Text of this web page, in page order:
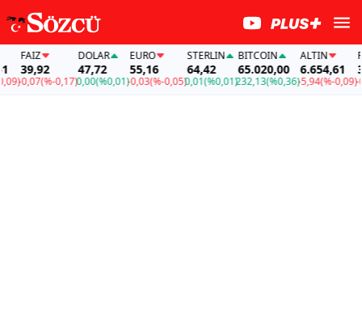
FAİZ
39,92
-0,07(%-0,17)
DOLAR
47,72
0,00(%0,01)
EURO
55,16
-0,03(%-0,05)
STERLIN
64,42
0,01(%0,01)
BITCOIN
65.020,00
232,13(%0,36)
ALTIN
6.654,61
-5,94(%-0,09)-